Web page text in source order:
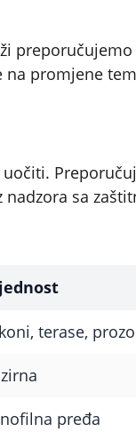
promjene
sa
terase,
pređa